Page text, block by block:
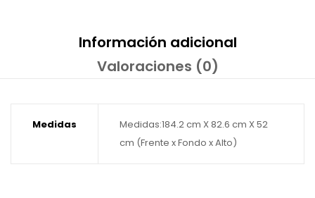
Información adicional
Valoraciones (0)
Medidas
Medidas:184.2 cm X 82.6 cm X 52
cm (Frente x Fondo x Alto)